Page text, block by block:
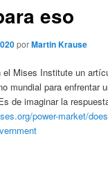
eso
porMartin Krause
el Mises Institute un
mundial para enfrentar
de imaginar la
power-market/